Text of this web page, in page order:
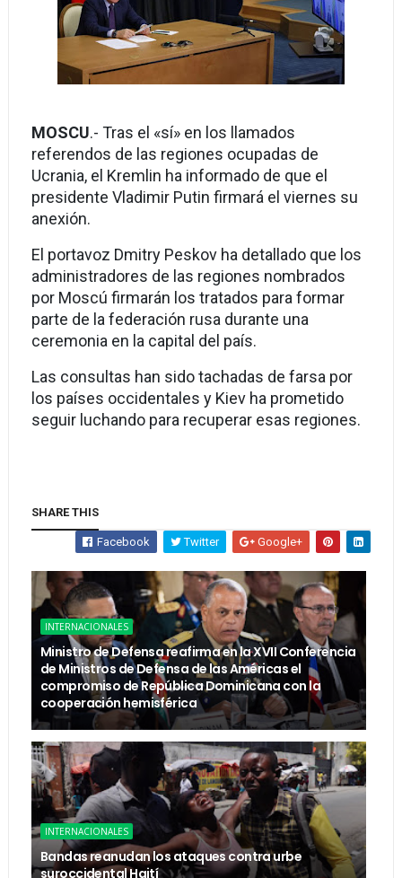
MOSCU.- Tras el «sí» en los llamados
referendos de las regiones ocupadas de
Ucrania, el Kremlin ha informado de que el
presidente Vladimir Putin firmará el viernes su
anexión.
El portavoz Dmitry Peskov ha detallado que los
administradores de las regiones nombrados
por Moscú firmarán los tratados para formar
parte de la federación rusa durante una
ceremonia en la capital del país.
Las consultas han sido tachadas de farsa por
los países occidentales y Kiev ha prometido
seguir luchando para recuperar esas regiones.
SHARE THIS
Facebook Twitter Google+
INTERNACIONALES
Ministro de Defensa reafirma en la XVII Conferencia
de Ministros de Defensa de las Américas el
compromiso de República Dominicana con la
cooperación hemisférica
INTERNACIONALES
Bandas reanudan los ataques contra urbe
suroccidental Haití